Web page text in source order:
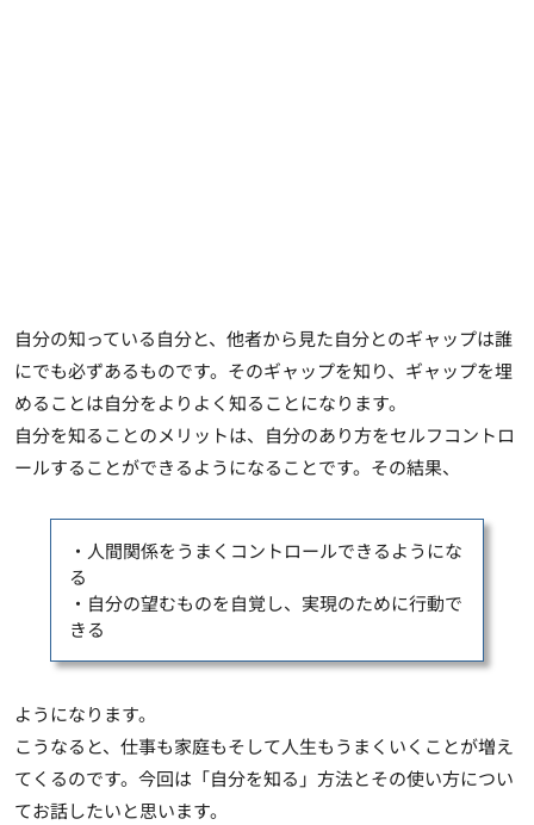
自分の知っている自分と、他者から見た自分とのギャップは誰
にでも必ずあるものです。そのギャップを知り、ギャップを埋
めることは自分をよりよく知ることになります。
自分を知ることのメリットは、自分のあり方をセルフコントロ
ールすることができるようになることです。その結果、
・人間関係をうまくコントロールできるようにな
る
・自分の望むものを自覚し、実現のために行動で
きる
ようになります。
こうなると、仕事も家庭もそして人生もうまくいくことが増え
てくるのです。今回は「自分を知る」方法とその使い方につい
てお話したいと思います。